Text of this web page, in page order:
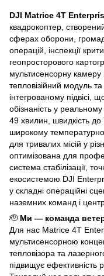
DJI Matrice 4T
квадрокоптер,
сферах оборони,
операцій, інспекції
геопросторового
мультисенсорну камеру
тепловізійний модуль
інтегрованому підвісі,
обізнаність у
49 хвилин, швидкість до
широкому
для тривалих місій у
оптимізована для
система стабілізації,
екосистемою DJI
у складні операційні
наземних команд і
🫡 Ми — команда
Для нас Matrice 4T
мультисенсорною
тепловізора та
підвищує ефективність